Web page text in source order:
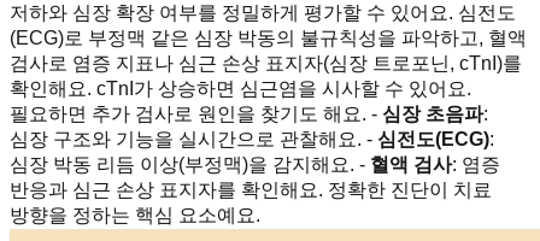
저하와 심장 확장 여부를 정밀하게 평가할 수 있어요. 심전도
(ECG)로 부정맥 같은 심장 박동의 불규칙성을 파악하고, 혈액
검사로 염증 지표나 심근 손상 표지자(심장 트로포닌, cTnI)를
확인해요. cTnI가 상승하면 심근염을 시사할 수 있어요.
필요하면 추가 검사로 원인을 찾기도 해요. - 심장 초음파:
심장 구조와 기능을 실시간으로 관찰해요. - 심전도(ECG):
심장 박동 리듬 이상(부정맥)을 감지해요. - 혈액 검사: 염증
반응과 심근 손상 표지자를 확인해요. 정확한 진단이 치료
방향을 정하는 핵심 요소예요.